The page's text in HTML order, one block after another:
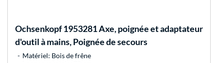
Ochsenkopf1953281 Axe, poignée et adaptateur
d'outil à mains, Poignée de secours
Matériel: Bois de frêne